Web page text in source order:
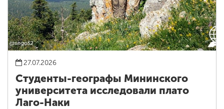
27.07.2026
Студенты-географы Мининского
университета исследовали плато
Лаго-Наки